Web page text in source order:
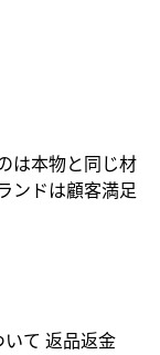
は本物と同じ材
ンドは顧客満足
いて 返品返金